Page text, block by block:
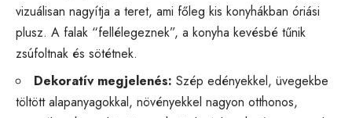
vizuálisan nagyítja a teret, ami főleg kis konyhákban óriási
plusz. A falak “fellélegeznek”, a konyha kevésbé tűnik
zsúfoltnak és sötétnek.
Dekoratív megjelenés: Szép edényekkel, üvegekbe
töltött alapanyagokkal, növényekkel nagyon otthonos,